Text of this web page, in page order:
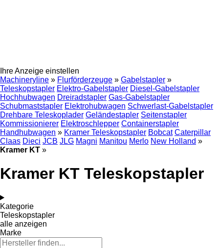
Ihre Anzeige einstellen
Machineryline » Flurförderzeuge » Gabelstapler »
Teleskopstapler Elektro-Gabelstapler Diesel-Gabelstapler
Hochhubwagen Dreiradstapler Gas-Gabelstapler
Schubmaststapler Elektrohubwagen Schwerlast-Gabelstapler
Drehbare Teleskoplader Geländestapler Seitenstapler
Kommissionierer Elektroschlepper Containerstapler
Handhubwagen » Kramer Teleskopstapler Bobcat Caterpillar
Claas Dieci JCB JLG Magni Manitou Merlo New Holland »
Kramer KT »
Kramer KT Teleskopstapler
Kategorie
Teleskopstapler
alle anzeigen
Marke